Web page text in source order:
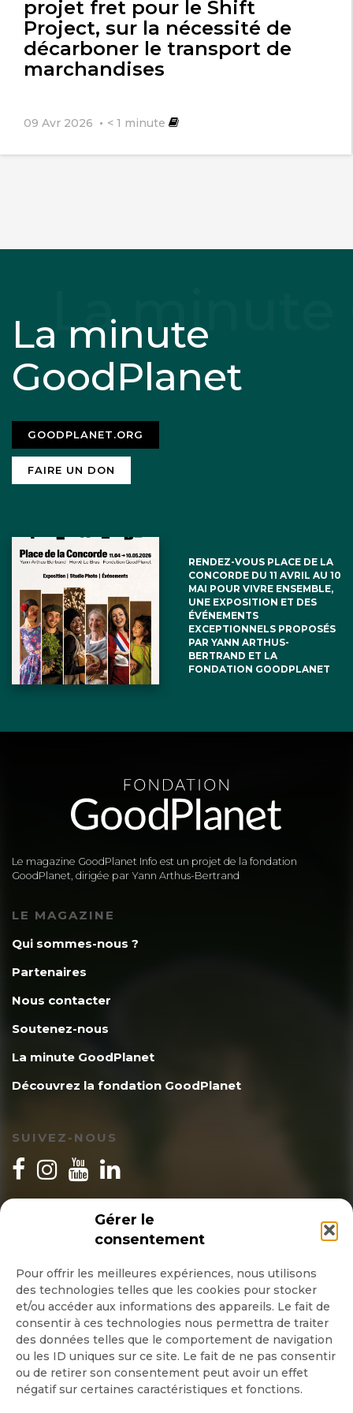
Gérer le
consentement
Pour offrir les meilleures expériences, nous utilisons
des technologies telles que les cookies pour stocker
et/ou accéder aux informations des appareils. Le fait de
consentir à ces technologies nous permettra de traiter
des données telles que le comportement de navigation
ou les ID uniques sur ce site. Le fait de ne pas consentir
ou de retirer son consentement peut avoir un effet
négatif sur certaines caractéristiques et fonctions.
projet fret pour le Shift
Project, sur la nécessité de
décarboner le transport de
marchandises
09 Avr 2026 < 1 minute
La minute
GoodPlanet
GOODPLANET.ORG
FAIRE UN DON
RENDEZ-VOUS PLACE DE LA
CONCORDE DU 11 AVRIL AU 10
MAI POUR VIVRE ENSEMBLE,
UNE EXPOSITION ET DES
ÉVÉNEMENTS
EXCEPTIONNELS PROPOSÉS
PAR YANN ARTHUS-
BERTRAND ET LA
FONDATION GOODPLANET
Le magazine GoodPlanet Info est un projet de la fondation
GoodPlanet, dirigée par Yann Arthus-Bertrand
LE MAGAZINE
Qui sommes-nous ?
Partenaires
Nous contacter
Soutenez-nous
La minute GoodPlanet
Découvrez la fondation GoodPlanet
SUIVEZ-NOUS
INSCRIPTION NEWSLETTER
Quotidienne
Hebdo
OK